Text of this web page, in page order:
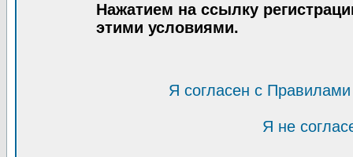
Нажатием на ссылку
этими условиями.
Я согласен с
Я не